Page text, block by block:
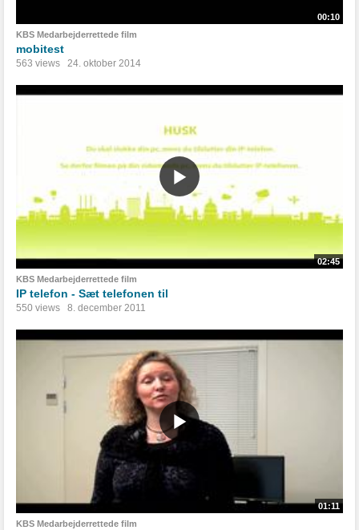
00:10
KBS Medarbejderrettede film
mobitest
563 views 24. oktober 2014
02:45
KBS Medarbejderrettede film
IP telefon - Sæt telefonen til
550 views 8. december 2011
01:11
KBS Medarbejderrettede film